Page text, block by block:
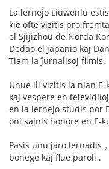
La lernejo Liuwenlu
kie ofte vizitis pro
el Sjijizhou de Norda
Dedao el japanio kaj
Tiam la ĵurnalisoj filmis.
Unue ili vizitis la nian E-
kaj vespere en
en la lernejo studis por
oni sajnis honore en E-
Pasis unu jaro lernadis
bonege kaj flue paroli .